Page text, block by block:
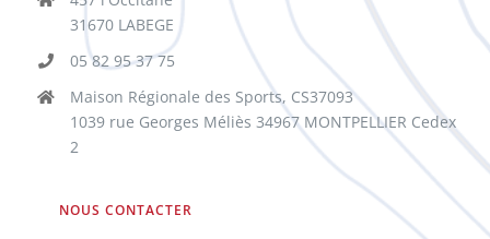
31670 LABEGE
05 82 95 37 75
Maison Régionale des Sports, CS37093
1039 rue Georges Méliès 34967 MONTPELLIER Cedex
2
NOUS CONTACTER